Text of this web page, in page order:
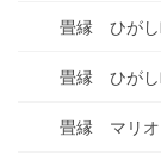
畳縁 ひが
畳縁 ひが
畳縁 マリ